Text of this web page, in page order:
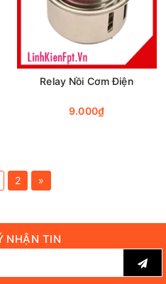
Relay Nồi Cơm Điện
9.000₫
2 »
NHẬN TIN